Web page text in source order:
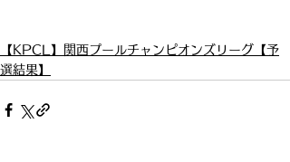
【KPCL】関西プールチャンピオンズリーグ【予
選結果】